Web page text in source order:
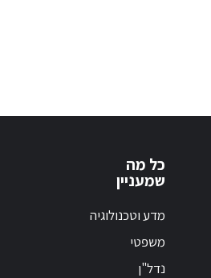
כל מה
שמעניין
מדע וטכנולוגיה
משפטי
נדל"ן